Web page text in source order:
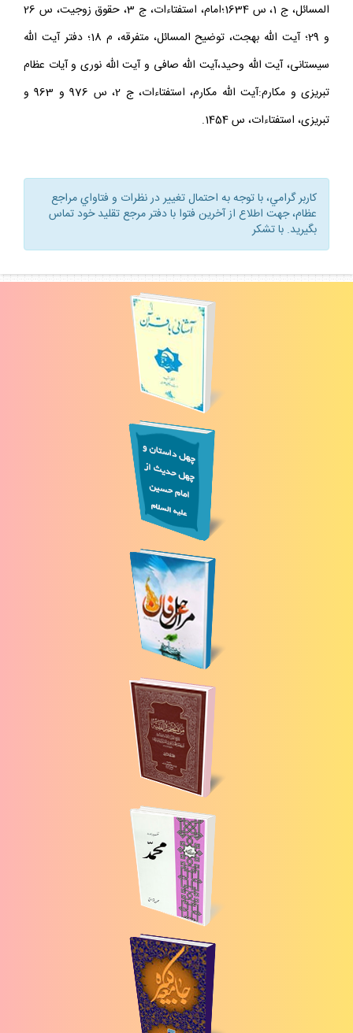
المسائل، ج 1، س 1634؛امام، استفتاءات، ج 3، حقوق زوجيت، س 26
و 29؛ آيت ‏الله بهجت، توضيح ‏المسائل، متفرقه، م 18؛ دفتر آيت ‏الله
سيستانى، آيت ‏الله وحيد،آيت ‏الله صافى و آيت ‏الله نورى و آيات عظام
تبريزى و مكارم:آيت ‏الله مكارم، استفتاءات، ج 2، س 976 و 963 و
تبريزى، استفتاءات، س 1454.
كاربر گرامي، با توجه به احتمال تغيير در نظرات و فتاواي مراجع
عظام، جهت اطلاع از آخرين فتوا با دفتر مرجع تقليد خود تماس
بگيريد. با تشكر